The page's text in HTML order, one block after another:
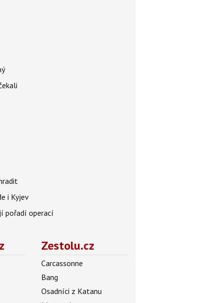
i Kyjev
pořadí operací
Zestolu.cz
Carcassonne
Bang
Osadníci z Katanu